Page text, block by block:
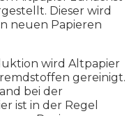
Dieser wird
neuen Papieren
wird Altpapier
gereinigt.
bei der
ist in der Regel